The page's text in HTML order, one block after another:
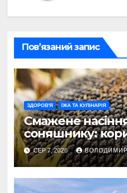
Пов’язаний запис
ЗДОРОВ'Я ЇЖА ТА КУЛІНАРІЯ
Смажене
соняшнику:
та секрети
СЕР 7, 2026